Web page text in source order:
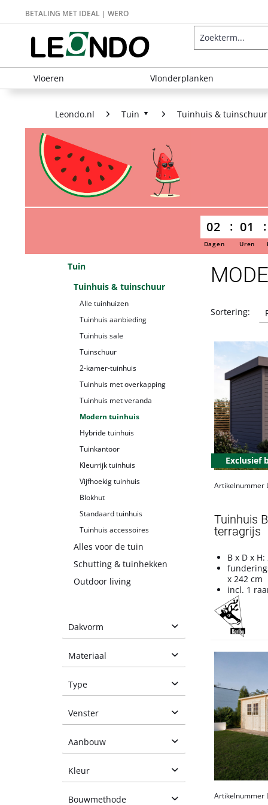
BETALING MET IDEAL | WERO
Vloeren Vlonderplanken
Leondo.nl Tuin Tuinhuis & tuinschuur
02 01
Dagen Uren
Tuin
Tuinhuis & tuinschuur
Alle tuinhuizen
Tuinhuis aanbieding
Tuinhuis sale
Tuinschuur
2-kamer-tuinhuis
Tuinhuis met overkapping
Tuinhuis met veranda
Modern tuinhuis
Hybride tuinhuis
Tuinkantoor
Kleurrijk tuinhuis
Vijfhoekig tuinhuis
Blokhut
Standaard tuinhuis
Tuinhuis accessoires
Alles voor de tuin
Schutting & tuinhekken
Outdoor living
Dakvorm
Lessenaarsdak Platdak
Producten tonen
Materiaal
Hout
Hout met metalen
onderdelen
Naaldhout
Type
Blokhut tuinhuis
Gereedschapshuisje
vloer
Houten
Materiaalkast
Tuihuis Modern
Venster
met venster
Vensters optioneel
beschikbaar
zonder venster
Aanbouw
Aanbouwdak
Overkapping
Overkapping voor
Kleur
Bouwmethode
Sortering:
Exclusief
Artikelnummer
Tuinhuis
terragrijs
B x D x
x 242 cm
incl. 1
Artikelnummer